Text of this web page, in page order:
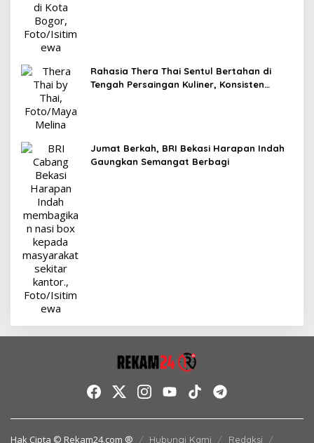
Rahasia Thera Thai Sentul Bertahan di
Tengah Persaingan Kuliner, Konsisten
Jumat Berkah, BRI Bekasi Harapan Indah
Gaungkan Semangat Berbagi
Hak Cipta © Rekam24.com ® Hubungi Kami Redaksi